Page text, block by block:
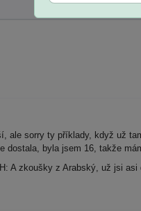
ale sorry ty příklady, když už
dostala, byla jsem 16, takže
A zkoušky z Arabský, už jsi